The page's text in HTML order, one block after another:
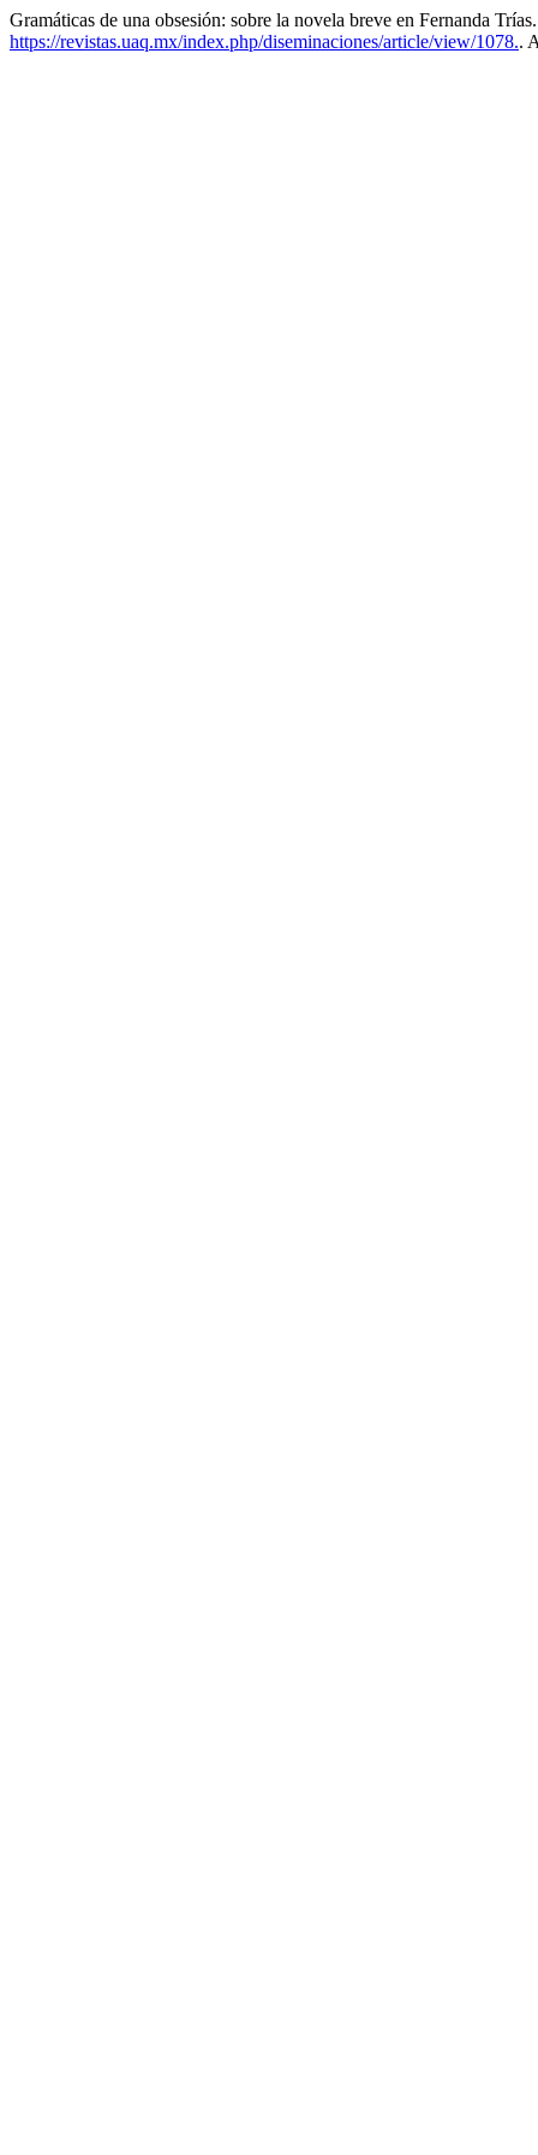
Gramáticas de una obsesión: sobre la novela breve en Fernanda
https://revistas.uaq.mx/index.php/diseminaciones/article/view/1078..